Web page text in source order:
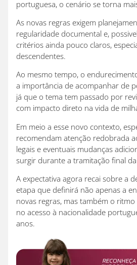
portuguesa, o cenário se torna
As novas regras exigem
regularidade documental e,
critérios ainda pouco claros,
descendentes.
Ao mesmo tempo, o
a importância de acompanhar de
já que o tema tem passado por
com impacto direto na vida de
Em meio a esse novo contexto,
recomendam atenção redobrada
legais e eventuais mudanças
surgir durante a tramitação final da
A expectativa agora recai sobre a
etapa que definirá não apenas a
novas regras, mas também o
no acesso à nacionalidade
anos.